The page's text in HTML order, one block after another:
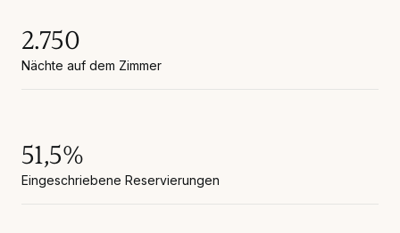
2.750
Nächte auf dem Zimmer
51,5%
Eingeschriebene Reservierungen